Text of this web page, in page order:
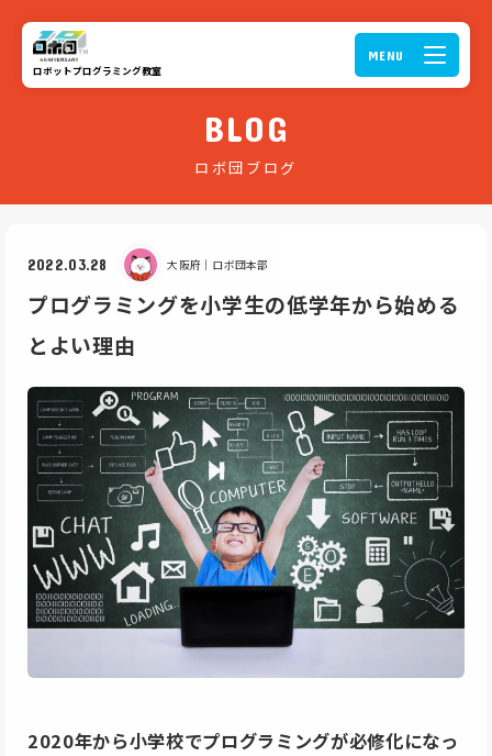
ロボットプログラミング教室
BLOG
ロボ団ブログ
2022.03.28 大阪府｜ ロボ団本部
プログラミングを小学生の低学年から始める
とよい理由
2020年から小学校でプログラミングが必修化になっ